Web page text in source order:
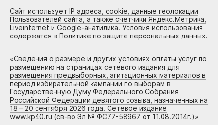
Сайт использует IP адреса, cookie, данные геолокации
Пользователей сайта, а также счетчики Яндекс.Метрика,
Liveinternet и Google-анатилика. Условия использования
содержатся в Политике по защите персональных данных.
«Сведения о размере и других условиях оплаты услуг по
размещению на страницах сетевого издания для
размещения предвыборных, агитационных материалов в
период избирательной кампании по выборам в
Государственную Думу Федерального Собрания
Российской Федерации девятого созыва, назначенных на
18 – 20 сентября 2026 года. Сетевое издание
www.kp40.ru (св-во Эл № ФС77-58967 от 11.08.2014г.)»